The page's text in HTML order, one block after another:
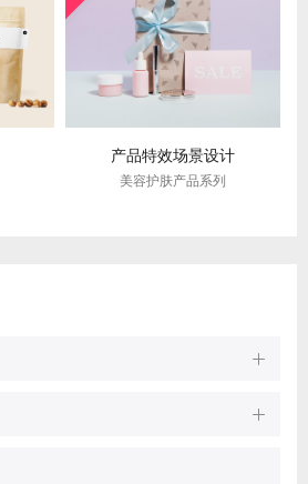
产品特效场景设计
美容护肤产品系列